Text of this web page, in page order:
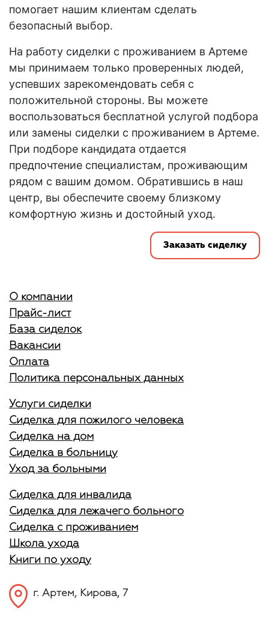
помогает нашим клиентам сделать
безопасный выбор.
На работу сиделки с проживанием в Артеме
мы принимаем только проверенных людей,
успевших зарекомендовать себя с
положительной стороны. Вы можете
воспользоваться бесплатной услугой подбора
или замены сиделки с проживанием в Артеме.
При подборе кандидата отдается
предпочтение специалистам, проживающим
рядом с вашим домом. Обратившись в наш
центр, вы обеспечите своему близкому
комфортную жизнь и достойный уход.
Заказать сиделку
О компании
Прайс-лист
База сиделок
Вакансии
Оплата
Политика персональных данных
Услуги сиделки
Сиделка для пожилого человека
Сиделка на дом
Сиделка в больницу
Уход за больными
Сиделка для инвалида
Сиделка для лежачего больного
Сиделка с проживанием
Школа ухода
Книги по уходу
г. Артем, Кирова, 7